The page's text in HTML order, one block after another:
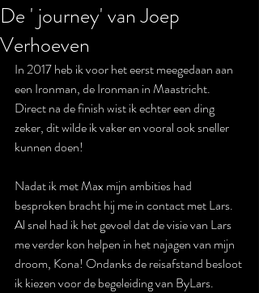
De ' journey' van Joep
Verhoeven
In 2017 heb ik voor het eerst meegedaan aan
een Ironman, de Ironman in Maastricht.
Direct na de finish wist ik echter een ding
zeker, dit wilde ik vaker en vooral ook sneller
kunnen doen!
Nadat ik met Max mijn ambities had
besproken bracht hij me in contact met Lars.
Al snel had ik het gevoel dat de visie van Lars
me verder kon helpen in het najagen van mijn
droom, Kona! Ondanks de reisafstand besloot
ik kiezen voor de begeleiding van ByLars.